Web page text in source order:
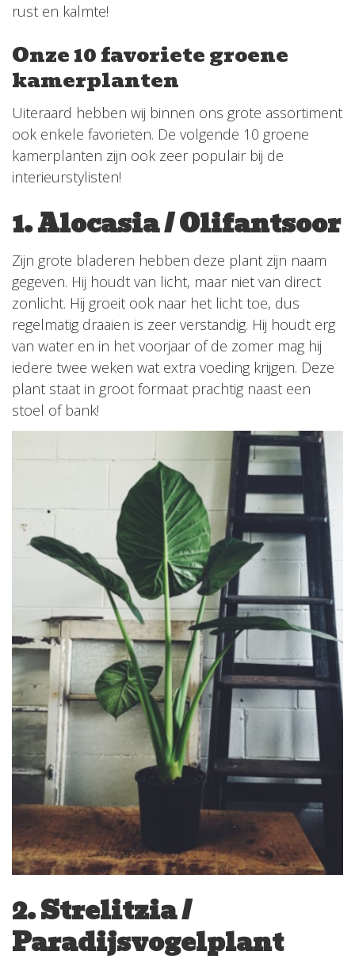
rust en kalmte!
Onze 10 favoriete groene
kamerplanten
Uiteraard hebben wij binnen ons grote assortiment
ook enkele favorieten. De volgende 10 groene
kamerplanten zijn ook zeer populair bij de
interieurstylisten!
1. Alocasia / Olifantsoor
Zijn grote bladeren hebben deze plant zijn naam
gegeven. Hij houdt van licht, maar niet van direct
zonlicht. Hij groeit ook naar het licht toe, dus
regelmatig draaien is zeer verstandig. Hij houdt erg
van water en in het voorjaar of de zomer mag hij
iedere twee weken wat extra voeding krijgen. Deze
plant staat in groot formaat prachtig naast een
stoel of bank!
2. Strelitzia /
Paradijsvogelplant